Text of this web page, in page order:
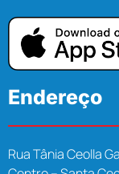
Endereço
Rua Tânia Ceolla